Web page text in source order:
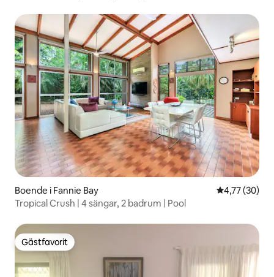
Boende i Fannie Bay 4,77 av 5 i
4,77 (30)
Tropical Crush | 4 sängar, 2 badrum | Pool
Gästfavorit
Gästfavorit